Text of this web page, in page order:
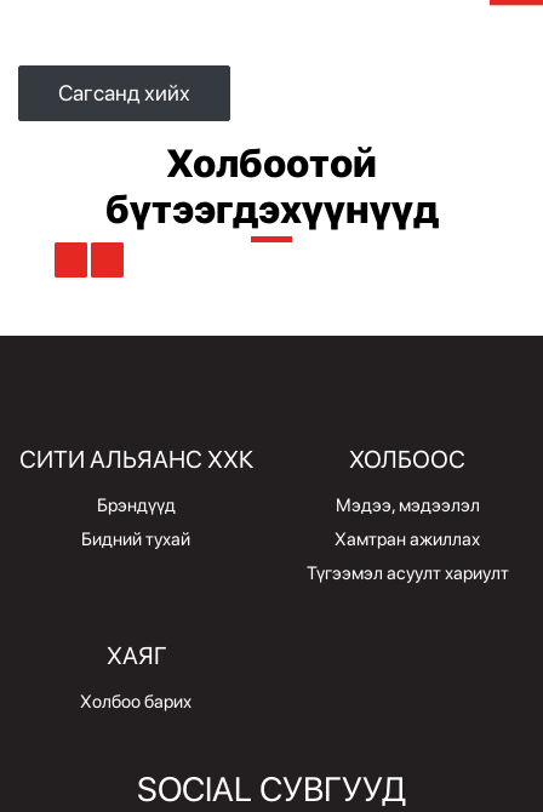
Сагсанд хийх
Холбоотой
бүтээгдэхүүнүүд
СИТИ АЛЬЯАНС ХХК
Брэндүүд
Бидний тухай
ХОЛБООС
Мэдээ, мэдээлэл
Хамтран ажиллах
Түгээмэл асуулт хариулт
ХАЯГ
Холбоо барих
SOCIAL СУВГУУД